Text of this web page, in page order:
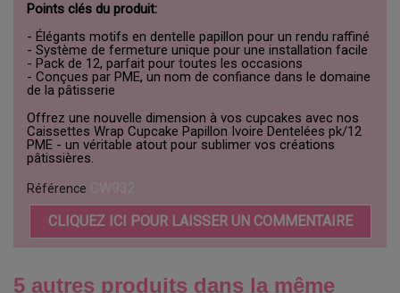
Points clés du produit:
- Élégants motifs en dentelle papillon pour un rendu raffiné
- Système de fermeture unique pour une installation facile
- Pack de 12, parfait pour toutes les occasions
- Conçues par PME, un nom de confiance dans le domaine
de la pâtisserie
Offrez une nouvelle dimension à vos cupcakes avec nos
Caissettes Wrap Cupcake Papillon Ivoire Dentelées pk/12
PME - un véritable atout pour sublimer vos créations
pâtissières.
Référence
CLIQUEZ ICI POUR LAISSER UN COMMENTAIRE
5 autres produits dans la même